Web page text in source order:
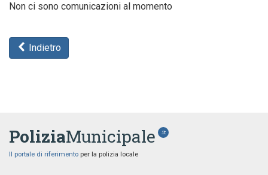
Non ci sono comunicazioni al momento
Indietro
PoliziaMunicipale .it
Il portale di riferimento per la polizia locale